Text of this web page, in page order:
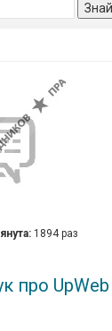
1894 раз
про UpWeb